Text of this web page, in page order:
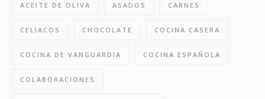
ACEITE DE OLIVA ASADOS CARNES
CELIACOS CHOCOLATE COCINA CASERA
COCINA DE VANGUARDIA COCINA ESPAÑOLA
COLABORACIONES